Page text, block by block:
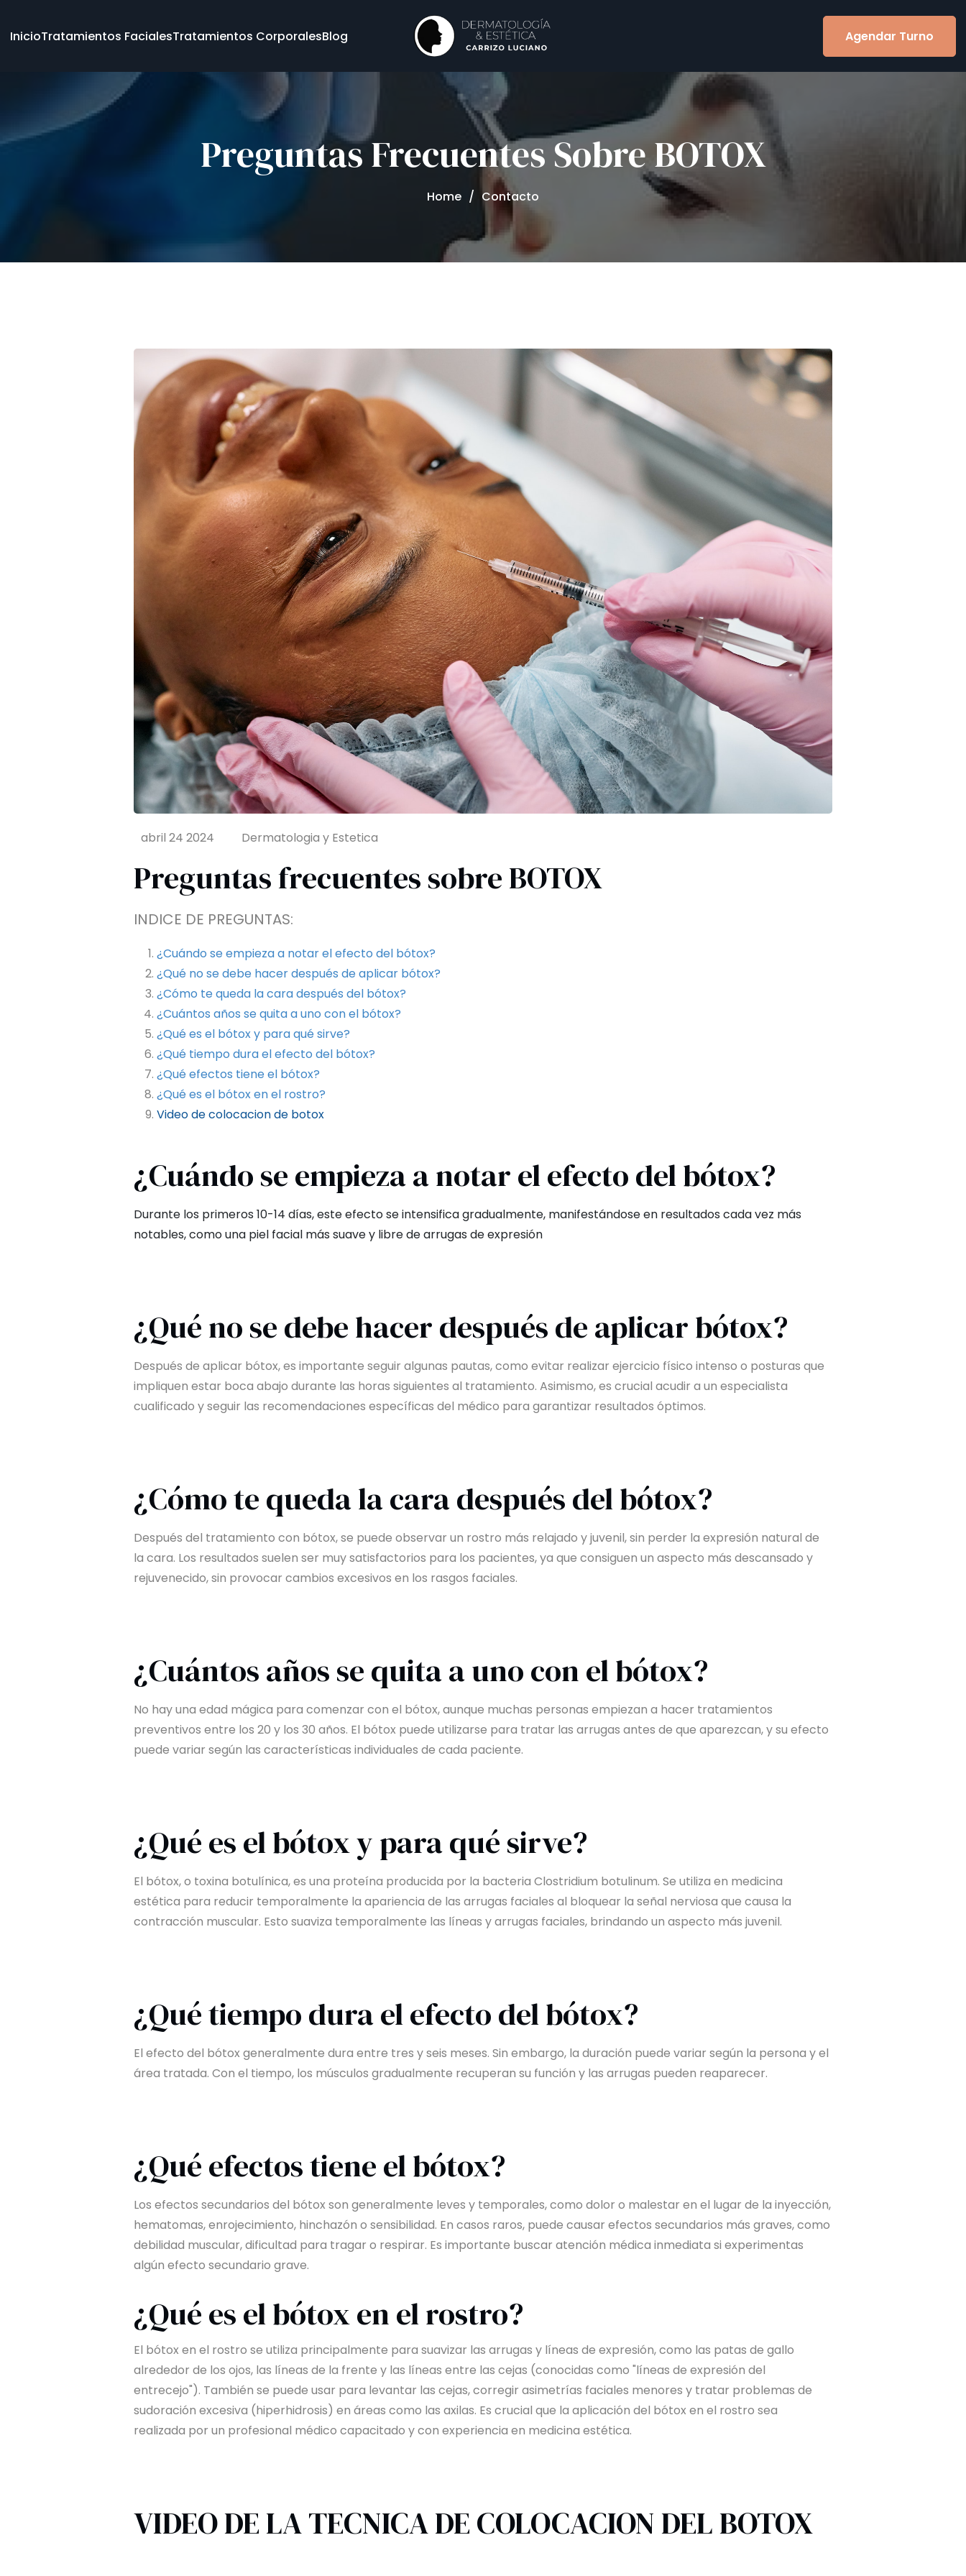
InicioTratamientos FacialesTratamientos CorporalesBlog Agendar Turno
Preguntas Frecuentes Sobre BOTOX
Home Contacto
abril 24 2024 Dermatologia y Estetica
Preguntas frecuentes sobre BOTOX
INDICE DE PREGUNTAS:
¿Cuándo se empieza a notar el efecto del bótox?
¿Qué no se debe hacer después de aplicar bótox?
¿Cómo te queda la cara después del bótox?
¿Cuántos años se quita a uno con el bótox?
¿Qué es el bótox y para qué sirve?
¿Qué tiempo dura el efecto del bótox?
¿Qué efectos tiene el bótox?
¿Qué es el bótox en el rostro?
Video de colocacion de botox
¿Cuándo se empieza a notar el efecto del bótox?
Durante los primeros 10-14 días, este efecto se intensifica gradualmente, manifestándose en resultados cada vez más
notables, como una piel facial más suave y libre de arrugas de expresión
¿Qué no se debe hacer después de aplicar bótox?
Después de aplicar bótox, es importante seguir algunas pautas, como evitar realizar ejercicio físico intenso o posturas que
impliquen estar boca abajo durante las horas siguientes al tratamiento. Asimismo, es crucial acudir a un especialista
cualificado y seguir las recomendaciones específicas del médico para garantizar resultados óptimos.
¿Cómo te queda la cara después del bótox?
Después del tratamiento con bótox, se puede observar un rostro más relajado y juvenil, sin perder la expresión natural de
la cara. Los resultados suelen ser muy satisfactorios para los pacientes, ya que consiguen un aspecto más descansado y
rejuvenecido, sin provocar cambios excesivos en los rasgos faciales.
¿Cuántos años se quita a uno con el bótox?
No hay una edad mágica para comenzar con el bótox, aunque muchas personas empiezan a hacer tratamientos
preventivos entre los 20 y los 30 años. El bótox puede utilizarse para tratar las arrugas antes de que aparezcan, y su efecto
puede variar según las características individuales de cada paciente.
¿Qué es el bótox y para qué sirve?
El bótox, o toxina botulínica, es una proteína producida por la bacteria Clostridium botulinum. Se utiliza en medicina
estética para reducir temporalmente la apariencia de las arrugas faciales al bloquear la señal nerviosa que causa la
contracción muscular. Esto suaviza temporalmente las líneas y arrugas faciales, brindando un aspecto más juvenil.
¿Qué tiempo dura el efecto del bótox?
El efecto del bótox generalmente dura entre tres y seis meses. Sin embargo, la duración puede variar según la persona y el
área tratada. Con el tiempo, los músculos gradualmente recuperan su función y las arrugas pueden reaparecer.
¿Qué efectos tiene el bótox?
Los efectos secundarios del bótox son generalmente leves y temporales, como dolor o malestar en el lugar de la inyección,
hematomas, enrojecimiento, hinchazón o sensibilidad. En casos raros, puede causar efectos secundarios más graves, como
debilidad muscular, dificultad para tragar o respirar. Es importante buscar atención médica inmediata si experimentas
algún efecto secundario grave.
¿Qué es el bótox en el rostro?
El bótox en el rostro se utiliza principalmente para suavizar las arrugas y líneas de expresión, como las patas de gallo
alrededor de los ojos, las líneas de la frente y las líneas entre las cejas (conocidas como "líneas de expresión del
entrecejo"). También se puede usar para levantar las cejas, corregir asimetrías faciales menores y tratar problemas de
sudoración excesiva (hiperhidrosis) en áreas como las axilas. Es crucial que la aplicación del bótox en el rostro sea
realizada por un profesional médico capacitado y con experiencia en medicina estética.
VIDEO DE LA TECNICA DE COLOCACION DEL BOTOX